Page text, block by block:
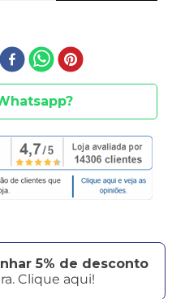
5% de desconto
Clique aqui!